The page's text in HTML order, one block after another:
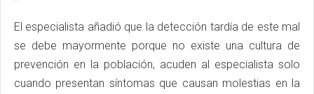
El especialista añadió que la detección tardía de este mal
se debe mayormente porque no existe una cultura de
prevención en la población, acuden al especialista solo
cuando presentan síntomas que causan molestias en la